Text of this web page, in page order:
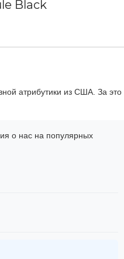
Black
атрибутики из США. За это
о нас на популярных